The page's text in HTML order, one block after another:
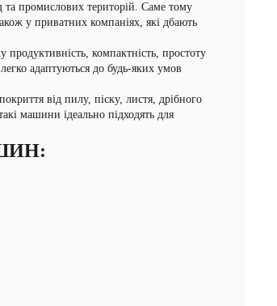
промислових територій. Саме тому
у приватних компаніях, які дбають
компактність, простоту
адаптуються до будь-яких умов
від пилу, піску, листя, дрібного
машини ідеально підходять для